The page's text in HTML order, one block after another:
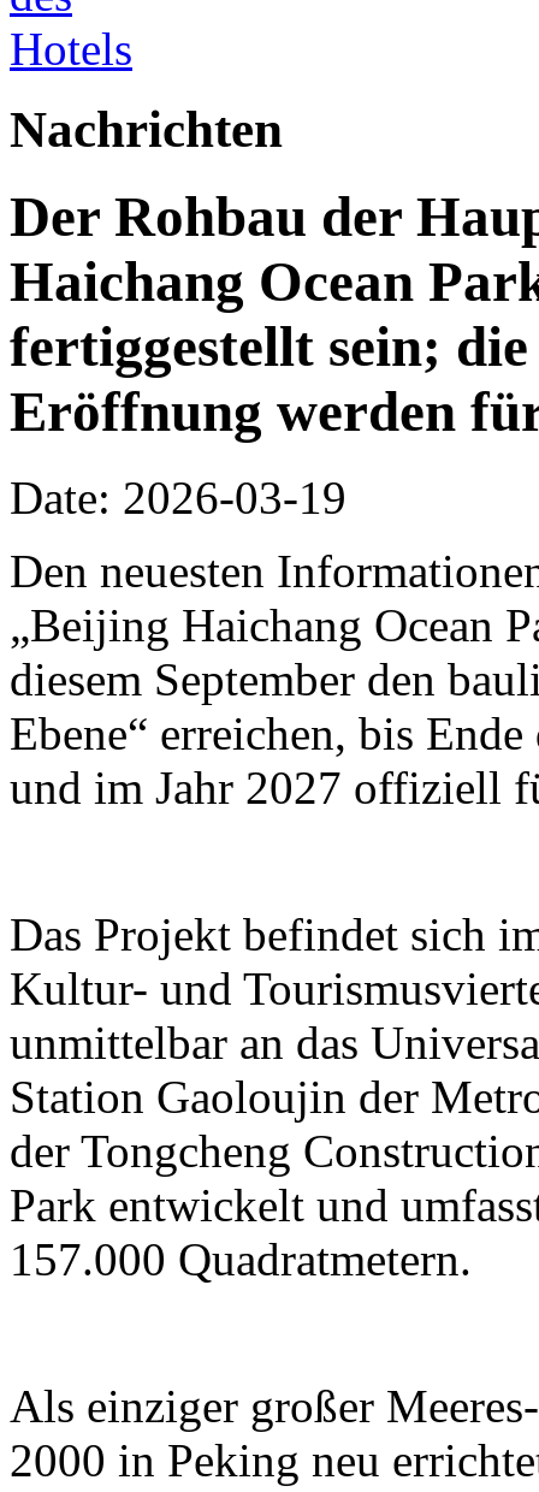
Nachrichten
Der Rohbau der
Haichang Ocean
fertiggestellt sein;
Eröffnung werden
Date: 2026-03-19
Den neuesten
„Beijing Haichang Ocean
diesem September den
Ebene“ erreichen, bis
und im Jahr 2027 offiziell
Das Projekt befindet sich
Kultur- und
unmittelbar an das
Station Gaoloujin der
der Tongcheng
Park entwickelt und
157.000 Quadratmetern.
Als einziger großer
2000 in Peking neu